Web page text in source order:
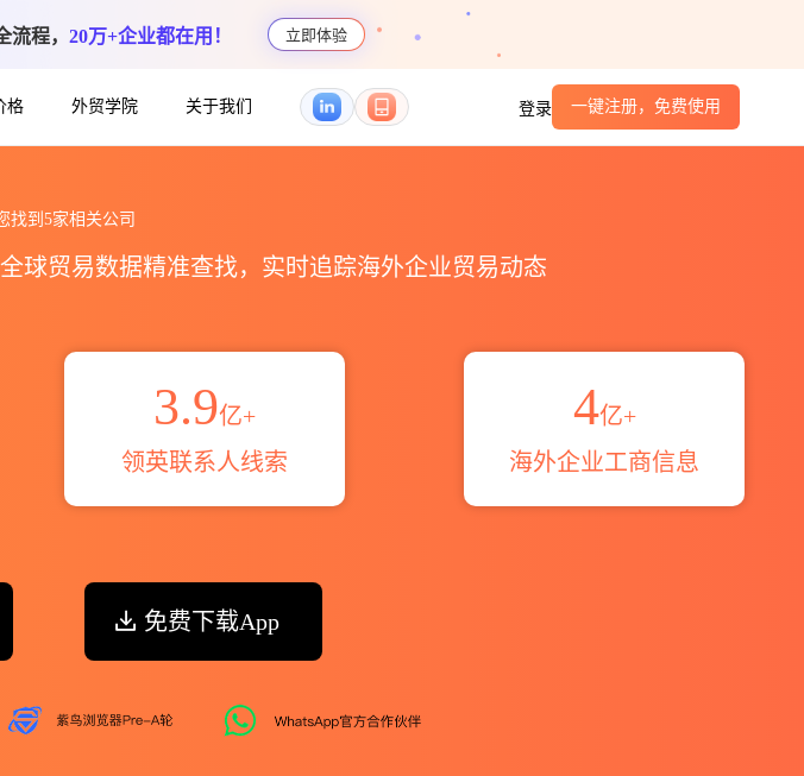
程， 20万+企业都在用！ 立即体验
格 外贸学院 关于我们 登录 一键注册，免费使用
找到5家相关公司
球贸易数据精准查找，实时追踪海外企业贸易动态
3.9亿+
领英联系人线索
4亿+
海外企业工商信息
免费下载App